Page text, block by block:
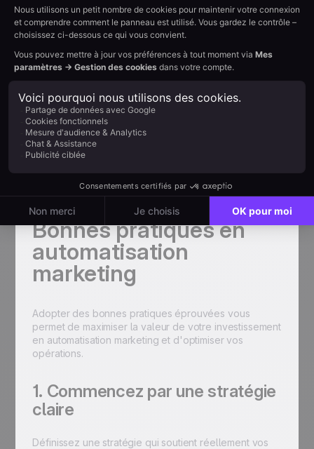
vos KPI. Un logiciel d'automatisation marketing ne se
contente pas de suivre et d'analyser les KPI : il réduit
les erreurs humaines en automatisant les tâches
répétitives. Il permet aux entreprises de délivrer des
expériences personnalisées efficacement et peut
rationaliser les processus de segmentation et de
ciblage. Des systèmes comme User.com permettent
aux entreprises de délivrer des expériences
personnalisées efficaces et d'obtenir un ROI positif
en réduisant les erreurs humaines. Une fois votre outil
en place, établissez des benchmarks à partir de vos
référence pour mesurer votre succès.
Bonnes pratiques en
automatisation
marketing
Adopter des bonnes pratiques éprouvées vous
permet de maximiser la valeur de votre investissement
en automatisation marketing et d'optimiser vos
opérations.
1. Commencez par une stratégie
claire
Définissez une stratégie qui soutient réellement vos